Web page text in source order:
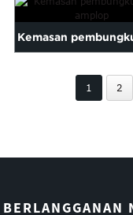
Kemasan
1 2
BERLANGGANAN